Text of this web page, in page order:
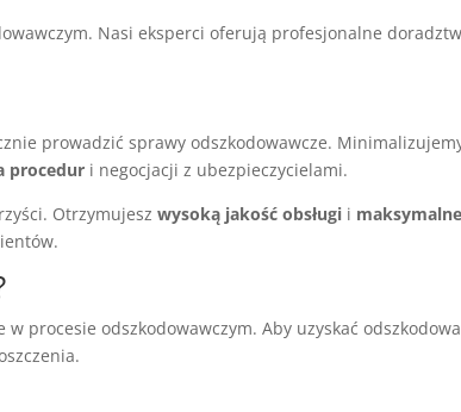
Nasi eksperci oferują profesjonalne
prowadzić sprawy odszkodowawcze.
procedur i negocjacji z ubezpieczycielami.
Otrzymujeszwysoką jakość obsługi i
procesie odszkodowawczym. Aby uzyskać